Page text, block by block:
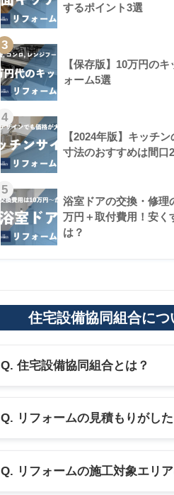
するポイント3選
3
【保存版】10万円の
ォーム5選
4
【2024年版】キッチン
寸法のおすすめは間口
5
浴室ドアの交換・修理
万円＋取付費用！安く
は？
住宅設備協同組合につ
Q. 住宅設備協同組合とは？
Q. リフォームの見積もりがし
Q. リフォームの施工対象エリア